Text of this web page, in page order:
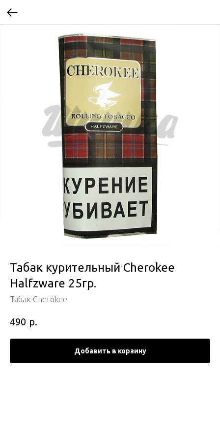
Табак курительный Cherokee
Halfzware 25гр.
Табак Cherokee
490 р.
Добавить в корзину